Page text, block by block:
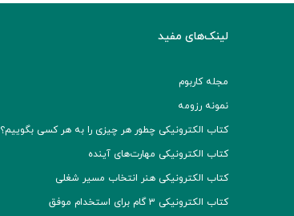
لینک‌های مفید
مجله کاربوم
نمونه رزومه
کتاب الکترونیکی چطور هر چیزی را به هر کسی بگوییم؟
کتاب الکترونیکی مهارت‌های آینده
کتاب الکترونیکی هنر انتخاب مسیر شغلی
کتاب الکترونیکی ۳ گام برای استخدام موفق